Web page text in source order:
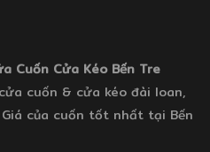
Cuốn Cửa Kéo Bến Tre
cuốn & cửa kéo đài loan,
của cuốn tốt nhất tại Bến